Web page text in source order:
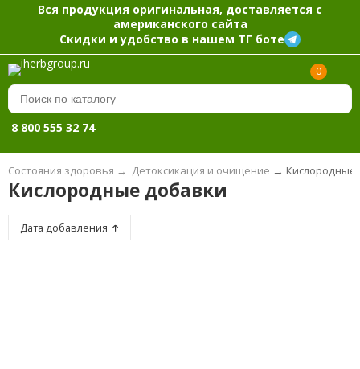
Вся продукция оригинальная, доставляется с
американского сайта
Скидки и удобство в нашем ТГ боте
0
8 800 555 32 74
Состояния здоровья → Детоксикация и очищение → Кислородные
Кислородные добавки
Дата добавления